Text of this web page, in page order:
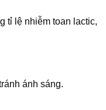
tỉ lệ nhiễm toan lactic,
ánh sáng.